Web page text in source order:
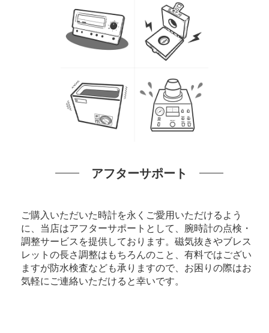
アフターサポート
ご購入いただいた時計を永くご愛用いただけるよう
に、当店はアフターサポートとして、腕時計の点検・
調整サービスを提供しております。磁気抜きやブレス
レットの長さ調整はもちろんのこと、有料ではござい
ますが防水検査なども承りますので、お困りの際はお
気軽にご連絡いただけると幸いです。